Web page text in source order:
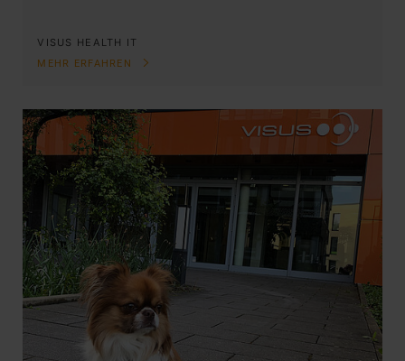
VISUS HEALTH IT
MEHR ERFAHREN